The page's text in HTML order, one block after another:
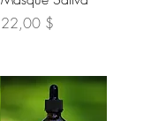
Prix
22,00 $